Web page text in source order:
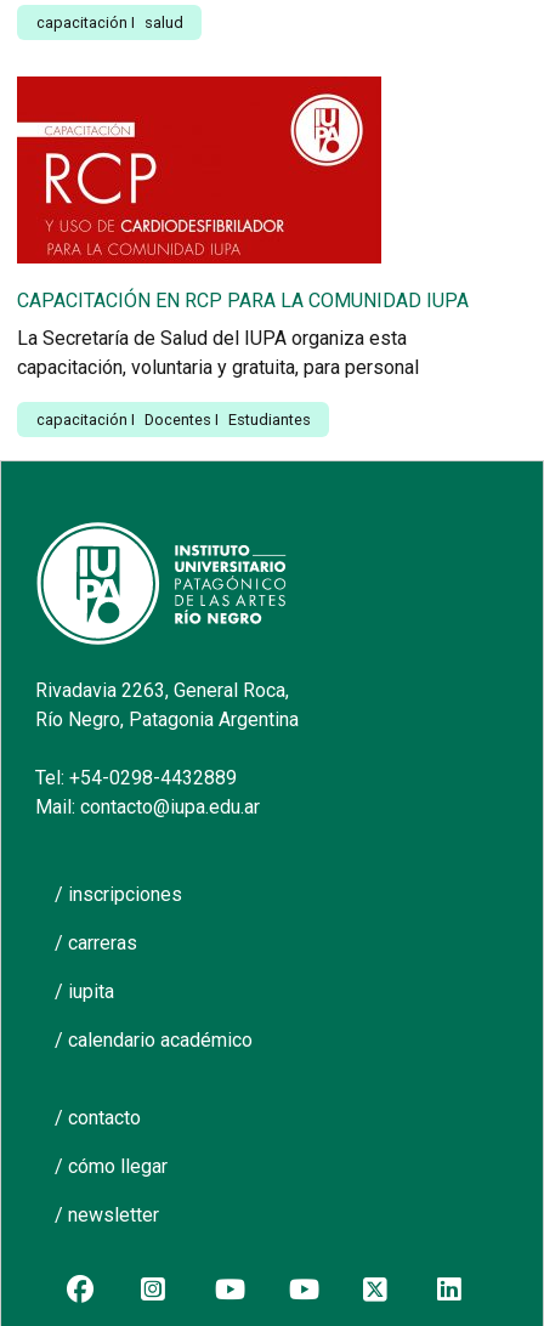
capacitación I salud
CAPACITACIÓN EN RCP PARA LA COMUNIDAD IUPA
La Secretaría de Salud del IUPA organiza esta
capacitación, voluntaria y gratuita, para personal
capacitación I Docentes I Estudiantes
Rivadavia 2263, General Roca,
Río Negro, Patagonia Argentina
Tel: +54-0298-4432889
Mail: contacto@iupa.edu.ar
/ inscripciones
/ carreras
/ iupita
/ calendario académico
/ contacto
/ cómo llegar
/ newsletter